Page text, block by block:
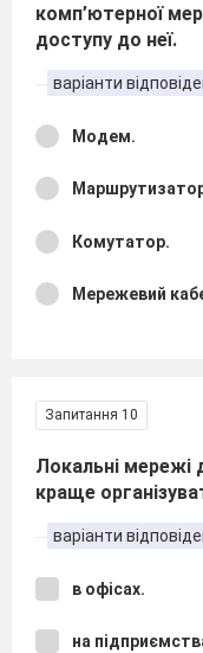
комп’ютерної
доступу до неї.
варіанти
Модем.
Комутатор.
Мережевий
Запитання 10
Локальні
краще
варіанти
в офісах.
на